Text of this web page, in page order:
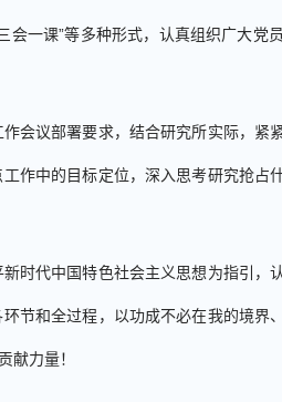
一课”等多种形式，认真组织广大
会议部署要求，结合研究所实际，紧
作中的目标定位，深入思考研究抢
代中国特色社会主义思想为指引，
节和全过程，以功成不必在我的境
献力量！